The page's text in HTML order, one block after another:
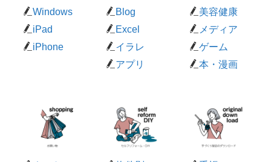
Windows
iPad
iPhone
Blog
Excel
イラレ
アプリ
美容健康
メディア
ゲーム
本・漫画